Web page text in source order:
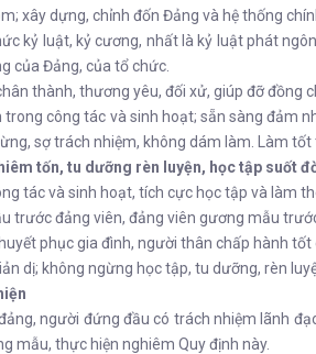
xây dựng, chỉnh đốn Đảng và hệ thống
kỷ luật, kỷ cương, nhất là kỷ luật phát
của Đảng, của tổ chức.
thành, thương yêu, đối xử, giúp đỡ đồng
trong công tác và sinh hoạt; sẵn sàng đảm
sợ trách nhiệm, không dám làm. Làm
tốn, tu dưỡng rèn luyện, học tập suốt
tác và sinh hoạt, tích cực học tập và làm
trước đảng viên, đảng viên gương mẫu
phục gia đình, người thân chấp hành
dị; không ngừng học tập, tu dưỡng, rèn
người đứng đầu có trách nhiệm lãnh
mẫu, thực hiện nghiêm Quy định này.